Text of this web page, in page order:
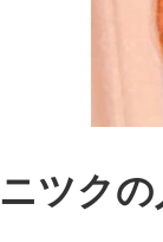
ニツク